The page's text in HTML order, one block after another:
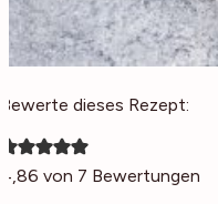
Bewerte dieses Rezept:
4,86 von 7 Bewertungen